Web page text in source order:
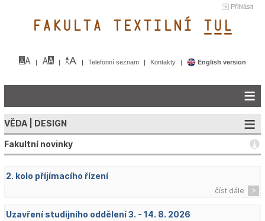
Přihlásit
FAKULTA TEXTILNÍ TUL&
Telefonní seznam Kontakty English version
VĚDA | DESIGN
Fakultní novinky
2. kolo příjímacího řízení
číst dále
Uzavření studijního oddělení 3. - 14. 8. 2026